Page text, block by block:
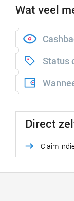
Wat veel
Status
Direct
Claim